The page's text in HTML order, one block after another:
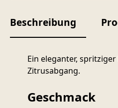
Beschreibung
Ein eleganter,
Zitrusabgang.
Geschmack